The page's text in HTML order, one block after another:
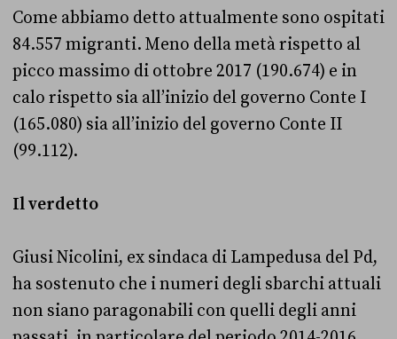
Come abbiamo detto attualmente sono ospitati
84.557 migranti. Meno della metà rispetto al
picco massimo di ottobre 2017 (190.674) e in
calo rispetto sia all’inizio del governo Conte I
(165.080) sia all’inizio del governo Conte II
(99.112).
Il verdetto
Giusi Nicolini, ex sindaca di Lampedusa del Pd,
ha sostenuto che i numeri degli sbarchi attuali
non siano paragonabili con quelli degli anni